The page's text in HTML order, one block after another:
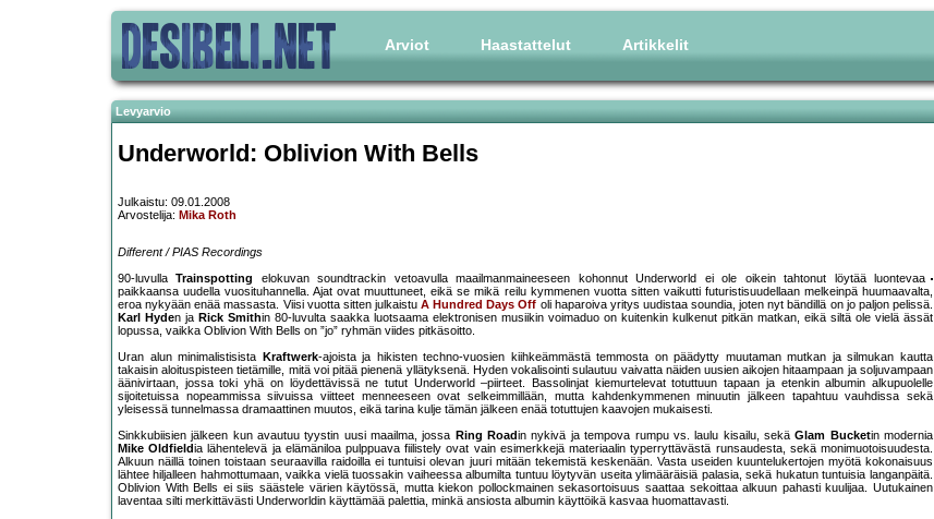
Arviot Haastattelut Artikkelit
Levyarvio
Underworld: Oblivion With Bells
Julkaistu: 09.01.2008
Arvostelija: Mika Roth
Different / PIAS Recordings
90-luvullaTrainspotting
elokuvan soundtrackin vetoavulla maailmanmaineeseen kohonnut Underworld ei ole oikein tahtonut löytää luontevaa
paikkaansa uudella vuosituhannella. Ajat ovat muuttuneet, eikä se mikä reilu kymmenen vuotta sitten vaikutti futuristisuudellaan melkeinpä huumaavalta,
eroa nykyään enää massasta. Viisi vuotta sitten julkaistuA Hundred Days Off oli haparoiva yritys uudistaa soundia, joten nyt bändillä on jo paljon pelissä.
Karl Hyden ja Rick Smithin 80-luvulta saakka luotsaama elektronisen musiikin voimaduo on kuitenkin kulkenut pitkän matkan, eikä siltä ole vielä ässät
lopussa, vaikka Oblivion With Bells on ”jo” ryhmän viides pitkäsoitto.
Uran alun minimalistisista
Kraftwerk-ajoista ja hikisten techno-vuosien kiihkeämmästä temmosta on päädytty muutaman mutkan ja silmukan kautta
takaisin aloituspisteen tietämille, mitä voi pitää pienenä yllätyksenä. Hyden vokalisointi sulautuu vaivatta näiden uusien aikojen hitaampaan ja soljuvampaan
äänivirtaan, jossa toki yhä on löydettävissä ne tutut Underworld –piirteet. Bassolinjat kiemurtelevat totuttuun tapaan ja etenkin albumin alkupuolelle
sijoitetuissa nopeammissa siivuissa viitteet menneeseen ovat selkeimmillään, mutta kahdenkymmenen minuutin jälkeen tapahtuu vauhdissa sekä
yleisessä tunnelmassa dramaattinen muutos, eikä tarina kulje tämän jälkeen enää totuttujen kaavojen mukaisesti.
Sinkkubiisien jälkeen kun avautuu tyystin uusi maailma, jossa Ring Roadin nykivä ja tempova rumpu vs. laulu kisailu, sekäGlam Bucketin modernia
Mike Oldfieldia lähentelevä ja elämäniloa pulppuava fiilistely ovat vain esimerkkejä materiaalin typerryttävästä runsaudesta, sekä monimuotoisuudesta.
Alkuun näillä toinen toistaan seuraavilla raidoilla ei tuntuisi olevan juuri mitään tekemistä keskenään. Vasta useiden kuuntelukertojen myötä kokonaisuus
lähtee hiljalleen hahmottumaan, vaikka vielä tuossakin vaiheessa albumilta tuntuu löytyvän useita ylimääräisiä palasia, sekä hukatun tuntuisia langanpäitä.
Oblivion With Bells ei siis säästele värien käytössä, mutta kiekon pollockmainen sekasortoisuus saattaa sekoittaa alkuun pahasti kuulijaa. Uutukainen
laventaa silti merkittävästi Underworldin käyttämää palettia, minkä ansiosta albumin käyttöikä kasvaa huomattavasti.